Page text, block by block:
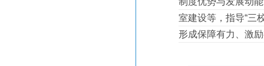
室建设等，指导“三
形成保障有力、激